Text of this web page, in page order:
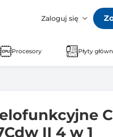
Zaloguj się
Procesory Płyty
II 4 w 1